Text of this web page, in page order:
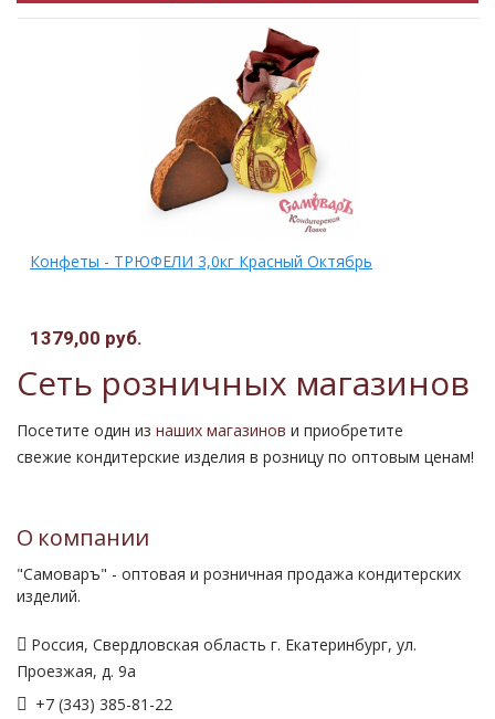
Конфеты - ТРЮФЕЛИ 3,0кг Красный Октябрь
1379,00 руб.
Сеть розничных магазинов
Посетите один из наших магазинов и приобретите
свежие кондитерские изделия в розницу по оптовым ценам!
О компании
"Самоваръ" - оптовая и розничная продажа кондитерских
изделий.
Россия, Свердловская область г. Екатеринбург, ул.
Проезжая, д. 9а
+7 (343) 385-81-22